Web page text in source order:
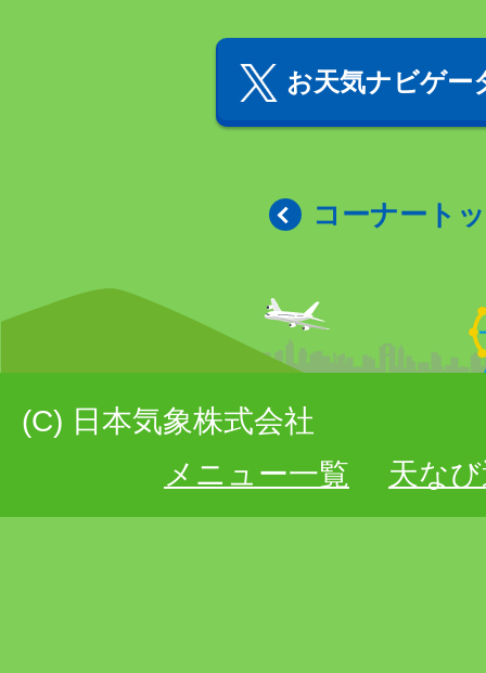
お天気ナビゲー
コーナート
(C) 日本気象株式会社
メニュー一覧
天な